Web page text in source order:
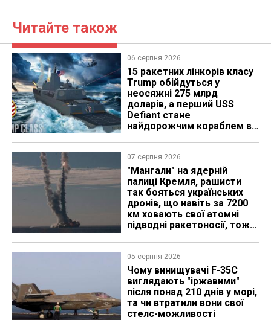
Читайте також
06 серпня 2026
15 ракетних лінкорів класу
Trump обійдуться у
неосяжні 275 млрд
доларів, а перший USS
Defiant стане
найдорожчим кораблем в
07 серпня 2026
"Мангали" на ядерній
палиці Кремля, рашисти
так бояться українських
дронів, що навіть за 7200
км ховають свої атомні
підводні ракетоносії, тож
05 серпня 2026
Чому винищувачі F-35C
виглядають "іржавими"
після понад 210 днів у морі,
та чи втратили вони свої
стелс-можливості